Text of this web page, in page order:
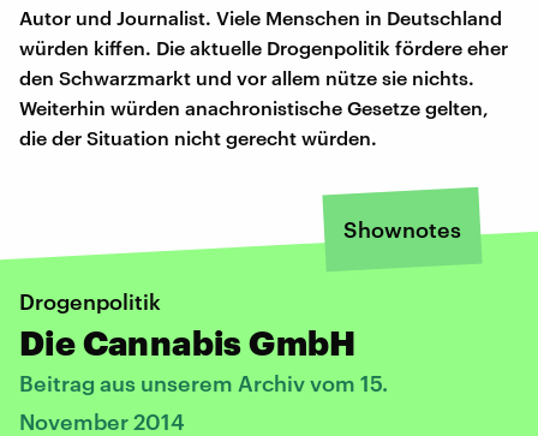
Autor und Journalist. Viele Menschen in Deutschland
würden kiffen. Die aktuelle Drogenpolitik fördere eher
den Schwarzmarkt und vor allem nütze sie nichts.
Weiterhin würden anachronistische Gesetze gelten,
die der Situation nicht gerecht würden.
Shownotes
Drogenpolitik
Die Cannabis GmbH
Beitrag aus unserem Archiv vom 15.
November 2014